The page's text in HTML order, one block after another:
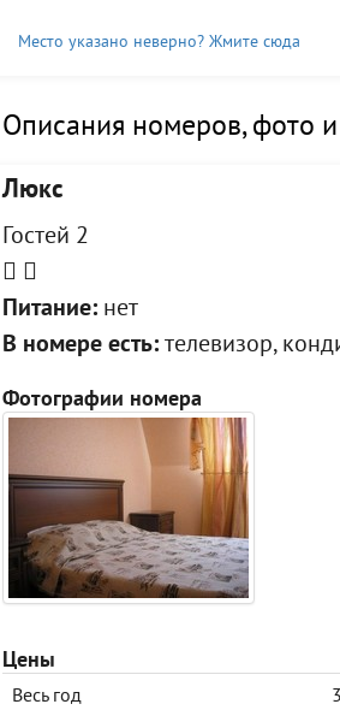
Место указано неверно? Жмите сюда
Описания номеров, фото
Люкс
Гостей 2
Питание:нет
В номере есть:телевизор,
Фотографии номера
Цены
Весь год